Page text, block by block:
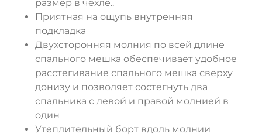
размер в чехле..
Приятная на ощупь внутренняя
подкладка
Двухсторонняя молния по всей длине
спального мешка обеспечивает удобное
расстегивание спального мешка сверху
донизу и позволяет состегнуть два
спальника с левой и правой молнией в
один
Утеплительный борт вдоль молнии